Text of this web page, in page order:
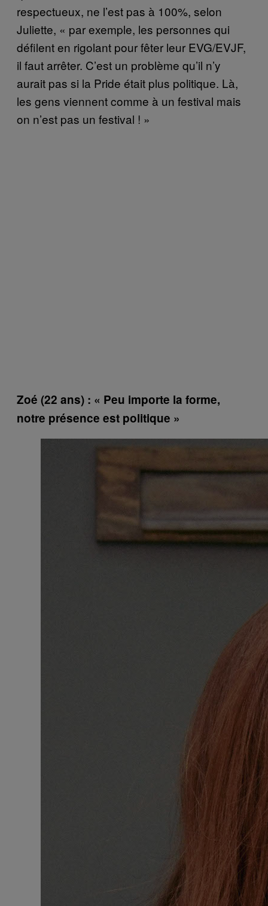
respectueux, ne l’est pas à 100%, selon
Juliette, « par exemple, les personnes qui
défilent en rigolant pour fêter leur EVG/EVJF,
il faut arrêter. C’est un problème qu’il n’y
aurait pas si la Pride était plus politique. Là,
les gens viennent comme à un festival mais
on n’est pas un festival ! »
Zoé (22 ans) : « Peu importe la forme,
notre présence est politique »